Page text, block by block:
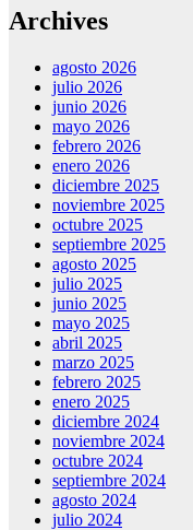
Archives
agosto 2026
julio 2026
junio 2026
mayo 2026
febrero 2026
enero 2026
diciembre 2025
noviembre 2025
octubre 2025
septiembre 2025
agosto 2025
julio 2025
junio 2025
mayo 2025
abril 2025
marzo 2025
febrero 2025
enero 2025
diciembre 2024
noviembre 2024
octubre 2024
septiembre 2024
agosto 2024
julio 2024